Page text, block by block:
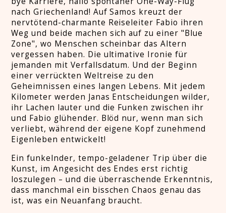
nach Griechenland! Auf Samos kreuzt der
nervtötend-charmante Reiseleiter Fabio ihren
Weg und beide machen sich auf zu einer "Blue
Zone", wo Menschen scheinbar das Altern
vergessen haben. Die ultimative Ironie für
jemanden mit Verfallsdatum. Und der Beginn
einer verrückten Weltreise zu den
Geheimnissen eines langen Lebens. Mit jedem
Kilometer werden Janas Entscheidungen wilder,
ihr Lachen lauter und die Funken zwischen ihr
und Fabio glühender. Blöd nur, wenn man sich
verliebt, während der eigene Kopf zunehmend
Eigenleben entwickelt!
Ein funkelnder, tempo-geladener Trip über die
Kunst, im Angesicht des Endes erst richtig
loszulegen – und die überraschende Erkenntnis,
dass manchmal ein bisschen Chaos genau das
ist, was ein Neuanfang braucht.